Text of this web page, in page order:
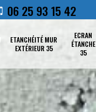
06 25 93 15 42
ETANCHÉITÉ MUR
EXTÉRIEUR 35
ECRAN
ÉTANCHE
35